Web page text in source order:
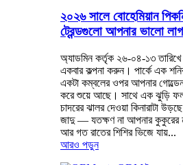
২০২৬ সালে বোহেমিয়ান
ট্রেন্ডগুলো আপনার ভালো
অ্যাডমিন কর্তৃক ২৬-০৪-১৩ তারিখে
একবার কল্পনা করুন। পার্কে এক
একটা কম্বলের ওপর আপনার
করে শুয়ে আছে। সাথে এক ঝুড়ি
চাদরের ঝালর দেওয়া কিনারাটা
জাদু — যতক্ষণ না আপনার কুকুরের
আর গত রাতের শিশির ভিজে যায়...
আরও পড়ুন